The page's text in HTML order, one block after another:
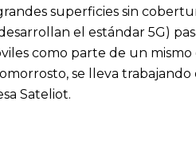
superficies sin
el estándar 5G)
como parte de un mismo
se lleva trabajando
Sateliot.